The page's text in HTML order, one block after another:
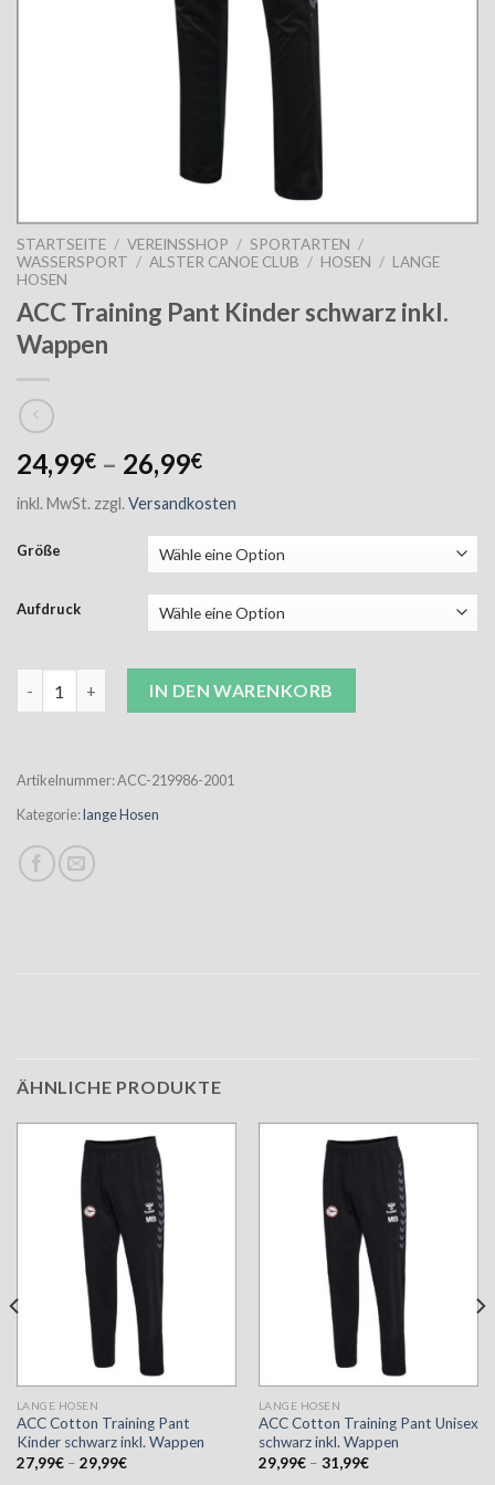
STARTSEITE / VEREINSSHOP / SPORTARTEN /
WASSERSPORT / ALSTER CANOE CLUB / HOSEN / LANGE
HOSEN
ACC Training Pant Kinder schwarz inkl.
Wappen
24,99€ – 26,99€
inkl. MwSt. zzgl. Versandkosten
Größe
Aufdruck
IN DEN WARENKORB
Artikelnummer:ACC-219986-2001
Kategorie:lange Hosen
ÄHNLICHE PRODUKTE
LANGE HOSEN
ACC Cotton Training Pant
Kinder schwarz inkl. Wappen
27,99€– 29,99€
LANGE HOSEN
ACC Cotton Training Pant Unisex
schwarz inkl. Wappen
29,99€– 31,99€